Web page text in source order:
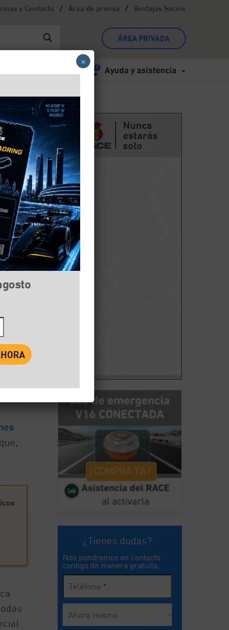
y Contacto / Área de prensa / Ventajas Socios
ÁREA PRIVADA
Ayuda y asistencia
TwitterWhatsApp
¿Tienes dudas?
Nos pondremos en contacto
contigo de manera gratuita.
×